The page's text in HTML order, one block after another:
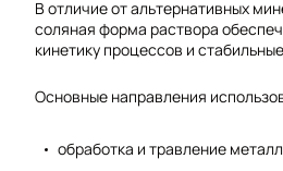
В отличие от альтернативных
соляная форма раствора
кинетику процессов и
Основные направления
обработка и травление